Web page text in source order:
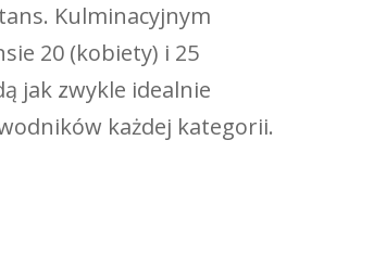
Kulminacyjnym
20 (kobiety) i 25
jak zwykle idealnie
każdej kategorii.